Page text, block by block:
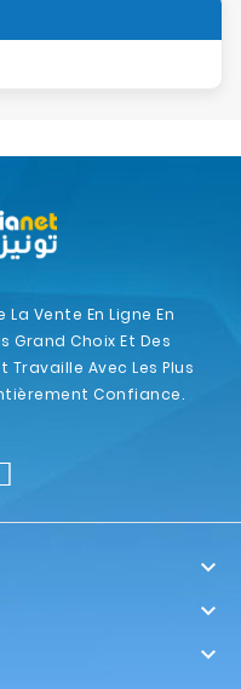
Vente En Ligne En
Grand Choix Et Des
Travaille Avec Les Plus
Confiance.


